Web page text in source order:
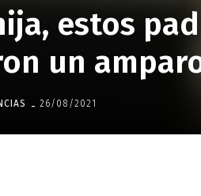
estos
un
- 26/08/2021